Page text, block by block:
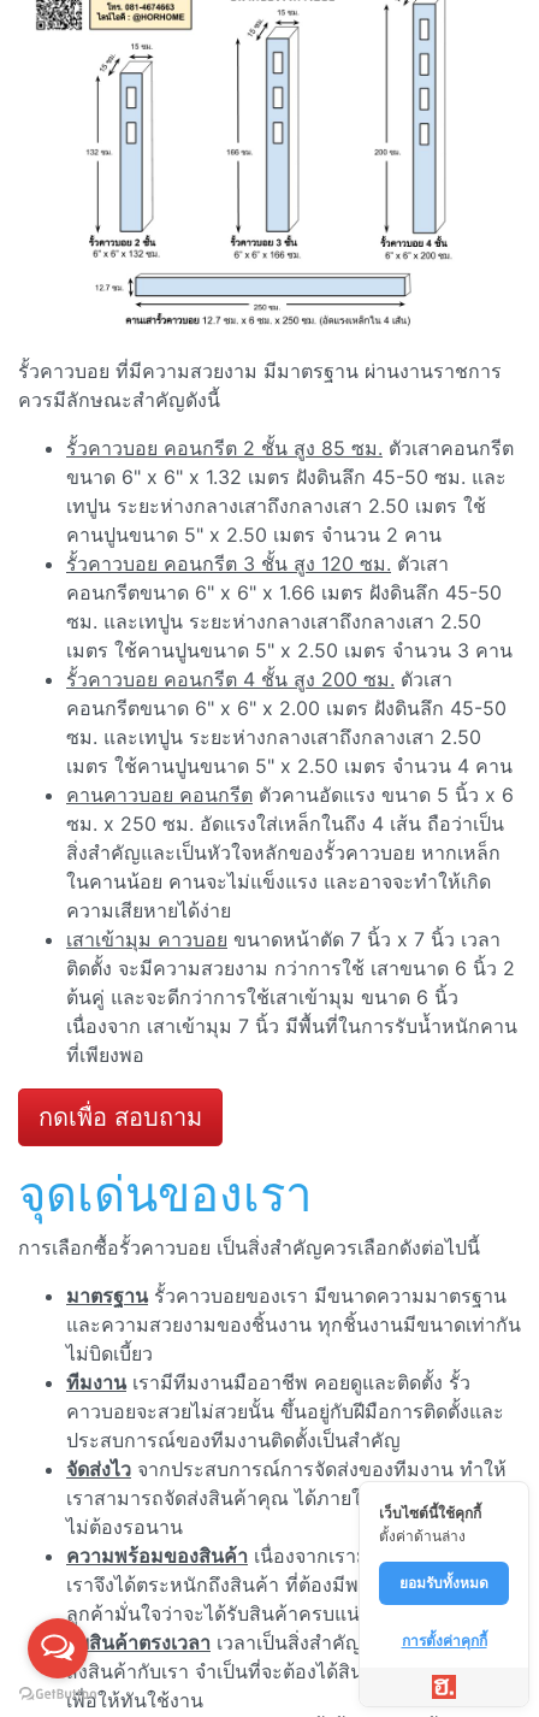
รั้วคาวบอย ที่มีความสวยงาม มีมาตรฐาน ผ่านงานราชการ
ควรมีลักษณะสำคัญดังนี้
รั้วคาวบอย คอนกรีต 2 ชั้น สูง 85 ซม. ตัวเสาคอนกรีต
ขนาด 6" x 6" x 1.32 เมตร ฝังดินลึก 45-50 ซม. และ
เทปูน ระยะห่างกลางเสาถึงกลางเสา 2.50 เมตร ใช้
คานปูนขนาด 5" x 2.50 เมตร จำนวน 2 คาน
รั้วคาวบอย คอนกรีต 3 ชั้น สูง 120 ซม. ตัวเสา
คอนกรีตขนาด 6" x 6" x 1.66 เมตร ฝังดินลึก 45-50
ซม. และเทปูน ระยะห่างกลางเสาถึงกลางเสา 2.50
เมตร ใช้คานปูนขนาด 5" x 2.50 เมตร จำนวน 3 คาน
รั้วคาวบอย คอนกรีต 4 ชั้น สูง 200 ซม. ตัวเสา
คอนกรีตขนาด 6" x 6" x 2.00 เมตร ฝังดินลึก 45-50
ซม. และเทปูน ระยะห่างกลางเสาถึงกลางเสา 2.50
เมตร ใช้คานปูนขนาด 5" x 2.50 เมตร จำนวน 4 คาน
คานคาวบอย คอนกรีต ตัวคานอัดแรง ขนาด 5 นิ้ว x 6
ซม. x 250 ซม. อัดแรงใส่เหล็กในถึง 4 เส้น ถือว่าเป็น
สิ่งสำคัญและเป็นหัวใจหลักของรั้วคาวบอย หากเหล็ก
ในคานน้อย คานจะไม่แข็งแรง และอาจจะทำให้เกิด
ความเสียหายได้ง่าย
เสาเข้ามุม คาวบอย ขนาดหน้าตัด 7 นิ้ว x 7 นิ้ว เวลา
ติดตั้ง จะมีความสวยงาม กว่าการใช้ เสาขนาด 6 นิ้ว 2
ต้นคู่ และจะดีกว่าการใช้เสาเข้ามุม ขนาด 6 นิ้ว
เนื่องจาก เสาเข้ามุม 7 นิ้ว มีพื้นที่ในการรับน้ำหนักคาน
ที่เพียงพอ
กดเพื่อ สอบถาม
จุดเด่นของเรา
การเลือกซื้อรั้วคาวบอย เป็นสิ่งสำคัญควรเลือกดังต่อไปนี้
มาตรฐานรั้วคาวบอยของเรา มีขนาดความมาตรฐาน
และความสวยงามของชิ้นงาน ทุกชิ้นงานมีขนาดเท่ากัน
ไม่บิดเบี้ยว
ทีมงานเรามีทีมงานมืออาชีพ คอยดูและติดตั้ง รั้ว
คาวบอยจะสวยไม่สวยนั้น ขึ้นอยู่กับฝีมือการติดตั้งและ
ประสบการณ์ของทีมงานติดตั้งเป็นสำคัญ
จัดส่งไว จากประสบการณ์การจัดส่งของทีมงาน ทำให้
เราสามารถจัดส่งสินค้าคุณ ได้ภายใน 1-3 วัน เท่านั้น
ไม่ต้องรอนาน
ความพร้อมของสินค้า เนื่องจากเรามีลูกค้าจำนวนมาก
เราจึงได้ตระหนักถึงสินค้า ที่ต้องมีพร้อมจัดส่ง เพื่อให้
ลูกค้ามั่นใจว่าจะได้รับสินค้าครบแน่นอน
รับสินค้าตรงเวลา เวลาเป็นสิ่งสำคัญ หากลูกค้า ทำการ
สั่งสินค้ากับเรา จำเป็นที่จะต้องได้สินค้าตรงตามเวลา
เพื่อให้ทันใช้งาน
เว็บไซต์นี้ใช้คุกกี้
ตั้งค่าด้านล่าง
ยอมรับทั้งหมด
การตั้งค่าคุกกี้